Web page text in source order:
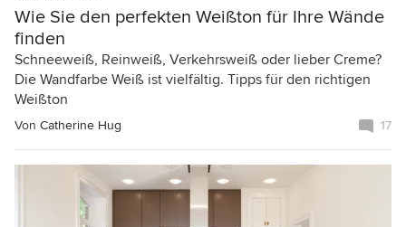
Wie Sie den perfekten Weißton für Ihre Wände
finden
Schneeweiß, Reinweiß, Verkehrsweiß oder lieber Creme?
Die Wandfarbe Weiß ist vielfältig. Tipps für den richtigen
Weißton
Von Catherine Hug 17